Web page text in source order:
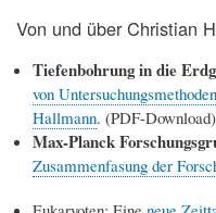
Von und über Christian
Tiefenbohrung in die
von
Hallmann. (PDF-Download)
Max-Planck
Zusammenfasung der